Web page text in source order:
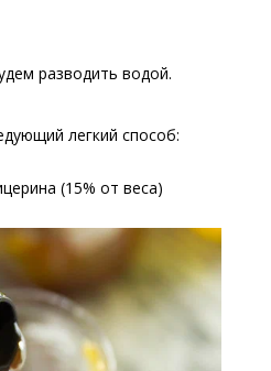
разводить водой.
легкий способ:
(15% от веса)